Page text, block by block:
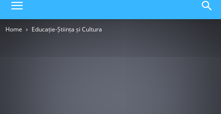
Home Educație-Știința și Cultura